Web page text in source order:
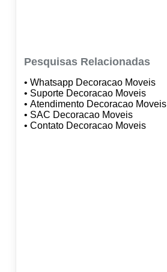
Pesquisas Relacionadas
• Whatsapp Decoracao Moveis
• Suporte Decoracao Moveis
• Atendimento Decoracao Moveis
• SAC Decoracao Moveis
• Contato Decoracao Moveis